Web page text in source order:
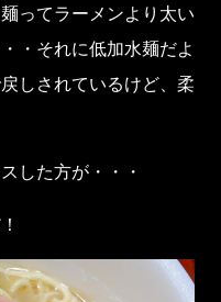
ってラーメンより太い
・それに低加水麺だよ
しされているけど、柔
した方が・・・